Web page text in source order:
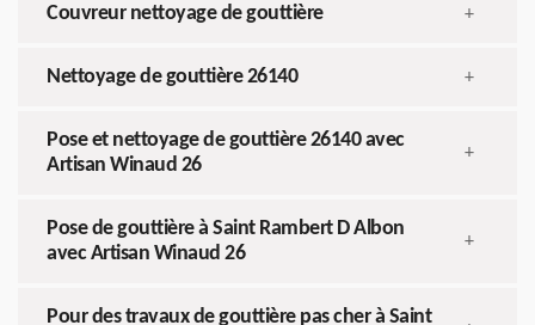
Couvreur nettoyage de gouttière +
Nettoyage de gouttière 26140 +
Pose et nettoyage de gouttière 26140 avec
Artisan Winaud 26
+
Pose de gouttière à Saint Rambert D Albon
avec Artisan Winaud 26
+
Pour des travaux de gouttière pas cher à Saint